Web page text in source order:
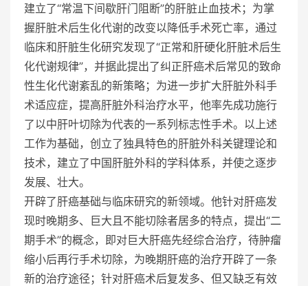
建立了“常温下间歇肝门阻断”的肝脏止血技术；为掌
握肝脏术后生化代谢的改变以降低手术死亡率，通过
临床和肝脏生化研究发现了“正常和肝硬化肝脏术后生
化代谢规律”，并据此提出了纠正肝癌术后常见的致命
性生化代谢紊乱的新策略；为进一步扩大肝脏外科手
术适应症，提高肝脏外科治疗水平，他率先成功施行
了以中肝叶切除为代表的一系列标志性手术。以上述
工作为基础，创立了独具特色的肝脏外科关键理论和
技术，建立了中国肝脏外科的学科体系，并使之逐步
发展、壮大。
开辟了肝癌基础与临床研究的新领域。他针对肝癌发
现时晚期多、巨大且不能切除者居多的特点，提出“二
期手术”的概念，即对巨大肝癌先经综合治疗，待肿瘤
缩小后再行手术切除，为晚期肝癌的治疗开辟了一条
新的治疗途径；针对肝癌术后复发多、但又缺乏有效